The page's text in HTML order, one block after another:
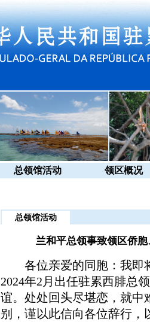
总领馆活动 领区概况
总领馆活动
兰和平总领事致领区侨
各位亲爱的同胞：我即
2024年2月出任驻累西腓总
谊。处处回头尽堪恋，就中
别，谨以此信向各位辞行，